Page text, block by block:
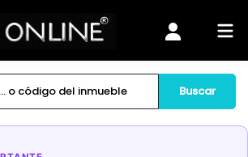
Buscar